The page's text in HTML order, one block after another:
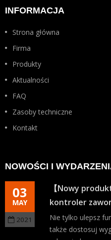
INFORMACJA
Strona główna
Firma
Produkty
Aktualności
FAQ
Zasoby techniczne
Kontakt
NOWOŚCI I
03
MAY
2021
【Nowy
kontroler
Nie tylko ulepsz
także dostosuj